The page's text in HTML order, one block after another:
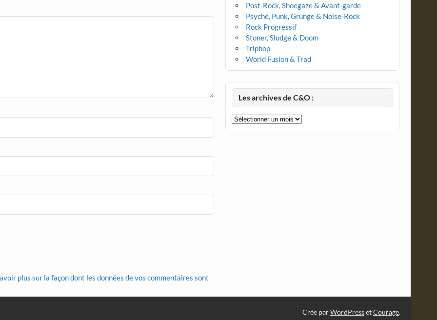
plus sur la façon dont les données de vos commentaires sont
Post-Rock, Shoegaze & Avant-garde
Psyché, Punk, Grunge & Noise-Rock
Rock Progressif
Stoner, Sludge & Doom
Triphop
World Fusion & Trad
Les archives de C&O :
Les
archives
de
Crée parWordPressetCourage.